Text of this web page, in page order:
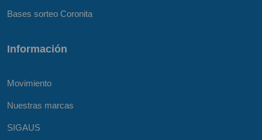
Bases sorteo Coronita
Información
Movimiento
Nuestras marcas
SIGAUS